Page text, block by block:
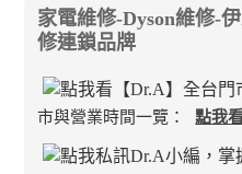
家電維修-Dyson維修-
修連鎖品牌
市與營業時間一覽：
點我